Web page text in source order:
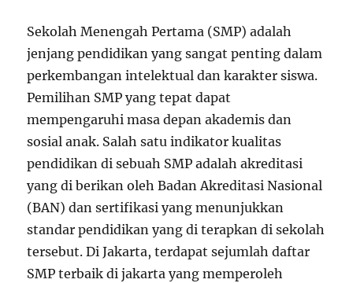
Sekolah Menengah Pertama (SMP) adalah
jenjang pendidikan yang sangat penting dalam
perkembangan intelektual dan karakter siswa.
Pemilihan SMP yang tepat dapat
mempengaruhi masa depan akademis dan
sosial anak. Salah satu indikator kualitas
pendidikan di sebuah SMP adalah akreditasi
yang di berikan oleh Badan Akreditasi Nasional
(BAN) dan sertifikasi yang menunjukkan
standar pendidikan yang di terapkan di sekolah
tersebut. Di Jakarta, terdapat sejumlah daftar
SMP terbaik di jakarta yang memperoleh